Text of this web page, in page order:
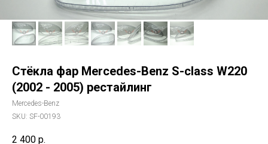
Стёкла фар Mercedes-Benz S-class W220
(2002 - 2005) рестайлинг
Mercedes-Benz
SKU: SF-00193
2 400 р.